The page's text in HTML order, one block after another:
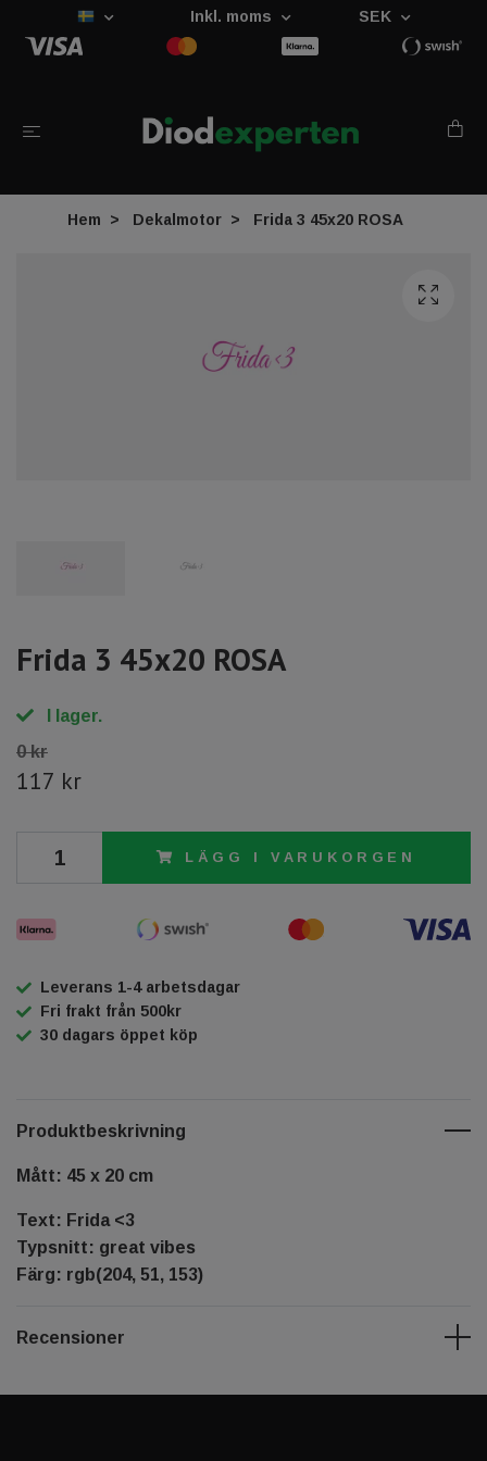
Inkl. moms SEK
Hem Dekalmotor Frida 3 45x20 ROSA
Frida 3 45x20 ROSA
I lager.
0 kr
117 kr
LÄGG I VARUKORGEN
Leverans 1-4 arbetsdagar
Fri frakt från 500kr
30 dagars öppet köp
Produktbeskrivning
Mått: 45 x 20 cm
Text: Frida <3
Typsnitt: great vibes
Färg: rgb(204, 51, 153)
Recensioner